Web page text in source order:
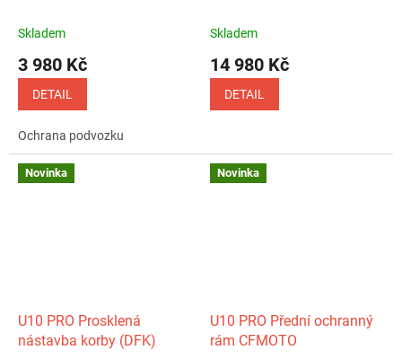
Skladem
3 980 Kč
DETAIL
Ochrana podvozku
Skladem
14 980 Kč
DETAIL
Novinka
U10 PRO Prosklená
nástavba korby (DFK)
Novinka
U10 PRO Přední ochranný
rám CFMOTO